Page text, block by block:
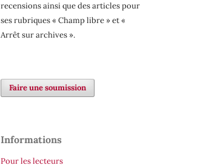
recensions ainsi que des articles pour
ses rubriques « Champ libre » et «
Arrêt sur archives ».
Faire une soumission
Informations
Pour les lecteurs